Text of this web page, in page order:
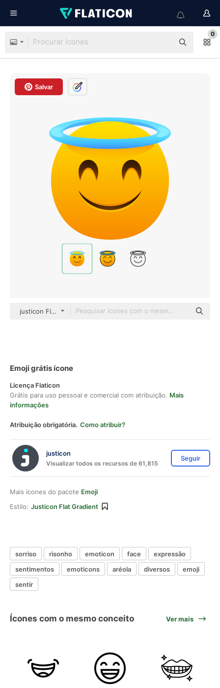
0
Salvar
justicon Flat Gradient
Emoji grátis ícone
Licença Flaticon
Grátis para uso pessoal e comercial com atribuição. Mais
informações
Atribuição obrigatória. Como atribuir?
justicon
Visualizar todos os recursos de 61,815
Seguir
Mais ícones do pacote Emoji
Estilo: Justicon Flat Gradient
sorriso risonho emoticon face
expressão
sentimentos
emoticons aréola diversos
emoji
sentir
Ícones com o mesmo conceito Ver mais